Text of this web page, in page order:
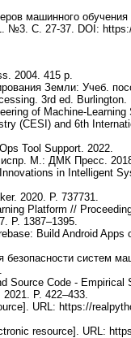
машинного
№3. С. 27-37. DOI:
2004. 415 p.
Земли: Учеб.
3rd ed.
of Machine-
(CESI) and 6th
Tool Support. 2022.
М.: ДМК Пресс.
in Intelligent
2020. P. 737731.
Platform //
P. 1387–1395.
Build Android Apps
безопасности систем
Source Code -
P. 422–433.
URL: https://
resource]. URL: